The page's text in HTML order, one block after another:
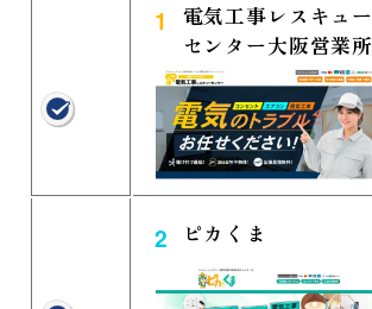
1
電気工事レスキュー
センター大阪営業所
2 ピカくま